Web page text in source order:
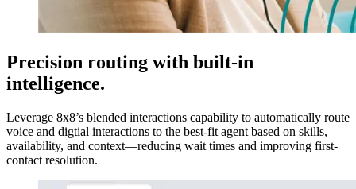
Precision routing with built-in
intelligence.
Leverage 8x8’s blended interactions capability to automatically route
voice and digtial interactions to the best-fit agent based on skills,
availability, and context—reducing wait times and improving first-
contact resolution.